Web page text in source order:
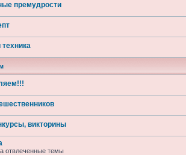
премудрости
викторины
отвлеченные темы